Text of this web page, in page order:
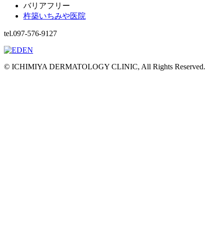
バリアフリー
杵築いちみや医院
tel.097-576-9127
© ICHIMIYA DERMATOLOGY CLINIC, All Rights Reserved.